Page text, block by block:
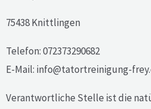
75438 Knittlingen
Telefon: 072373290682
E-Mail: info@tatortreinigung-
Verantwortliche Stelle ist die